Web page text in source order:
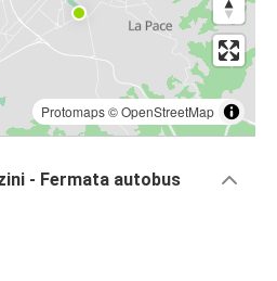
Protomaps©OpenStreetMap
- Fermata autobus